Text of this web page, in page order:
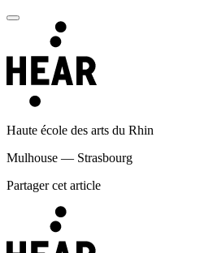
Haute école des arts du Rhin
Mulhouse — Strasbourg
Partager cet article